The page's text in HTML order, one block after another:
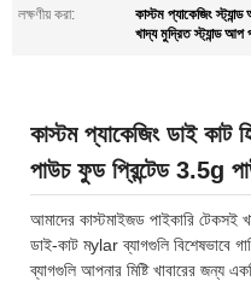
লক্ষণীয় করা:
কাস্টম প্যাকেজিং
খাদ্য মুদ্রিত স্ট্যান্ড আপ
কাস্টম প্যাকেজিং ডাই কাট
পাউচ ফুড প্রিন্টেড 3.5g
আমাদের কাস্টমাইজড পাইকারি
ডাই-কাট মylar ব্যাগগুলি বিশেষভাবে
ব্যাগগুলি আপনার মিষ্টি খাবারের জন্য